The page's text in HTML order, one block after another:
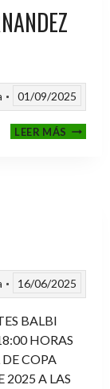
01/09/2025
LEER MÁSVI
16/06/2025
BALBI
HORAS
COPA
2025 A LAS